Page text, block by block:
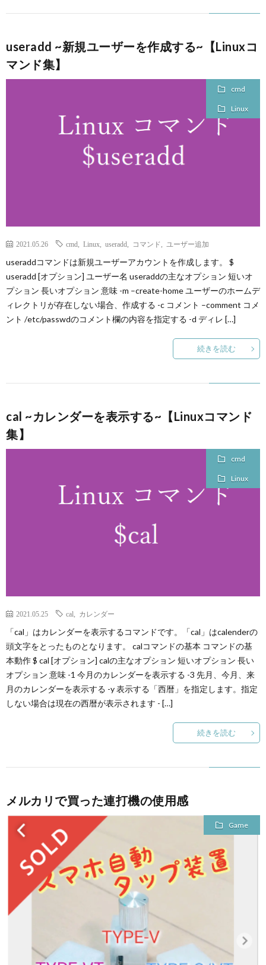
useradd ~新規ユーザーを作成する~【Linuxコ
マンド集】
cmd
Linux
2021.05.26 cmd Linux useradd コマンド ユーザー追加
useraddコマンドは新規ユーザーアカウントを作成します。 $
useradd [オプション] ユーザー名 useraddの主なオプション 短いオ
プション 長いオプション 意味 -m –create-home ユーザーのホームデ
ィレクトリが存在しない場合、作成する -c コメント –comment コメ
ント /etc/passwdのコメント欄の内容を指定する -d ディレ […]
続きを読む
cal ~カレンダーを表示する~【Linuxコマンド
集】
cmd
Linux
2021.05.25 cal カレンダー
「cal」はカレンダーを表示するコマンドです。「cal」はcalenderの
頭文字をとったものとなります。 calコマンドの基本 コマンドの基
本動作 $ cal [オプション] calの主なオプション 短いオプション 長い
オプション 意味 -1 今月のカレンダーを表示する -3 先月、今月、来
月のカレンダーを表示する -y 表示する「西暦」を指定します。指定
しない場合は現在の西暦が表示されます - […]
続きを読む
メルカリで買った連打機の使用感
Game